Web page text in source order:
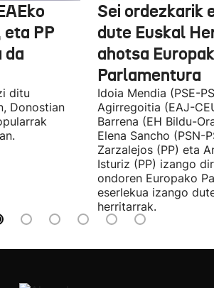
PP
da
ditu
Donostian
Sei ordezkarik
dute Euskal
ahotsa
Parlamentura
Idoia Mendia (PSE-
Agirregoitia (EAJ-
Barrena (EH Bildu-
Elena Sancho (PSN-
Zarzalejos (PP) eta
Isturiz (PP) izango
ondoren Europako
eserlekua izango
herritarrak.